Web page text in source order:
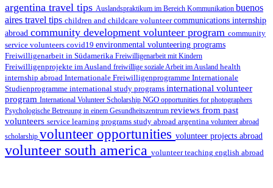
argentina travel tips Auslandspraktikum im Bereich Kommunikation buenos
aires travel tips children and childcare volunteercommunications internship
abroad community development volunteer program community
service volunteers covid19 environmental volunteering programs
Freiwilligenarbeit in Südamerika Freiwilligenarbeit mit Kindern
Freiwilligenprojekte im Ausland freiwillige soziale Arbeit im Ausland health
internship abroad Internationale Freiwilligenprogramme Internationale
Studienprogramme international study programs international volunteer
program International Volunteer Scholarship NGO opportunities for photographers
Psychologische Betreuung in einem Gesundheitszentrum reviews from past
volunteers service learning programs study abroad argentina volunteer abroad
scholarship volunteer opportunities volunteer projects abroad
volunteer south america volunteer teaching english abroad